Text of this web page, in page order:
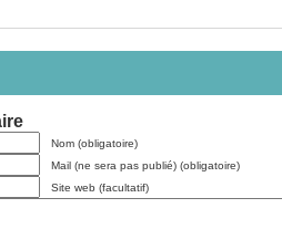
Nom (obligatoire)
Mail (ne sera pas publié) (obligatoire)
Site web (facultatif)